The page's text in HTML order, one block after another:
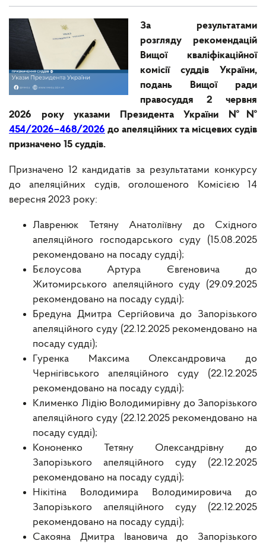
За результатами
розгляду рекомендацій
Вищої кваліфікаційної
комісії суддів України,
подань Вищої ради
правосуддя 2 червня
2026 року указами Президента України №№
454/2026–468/2026 до апеляційних та місцевих судів
призначено 15 суддів.
Призначено 12 кандидатів за результатами конкурсу
до апеляційних судів, оголошеного Комісією 14
вересня 2023 року:
Лавренюк Тетяну Анатоліївну до Східного
апеляційного господарського суду (15.08.2025
рекомендовано на посаду судді);
Бєлоусова Артура Євгеновича до
Житомирського апеляційного суду (29.09.2025
рекомендовано на посаду судді);
Бредуна Дмитра Сергійовича до Запорізького
апеляційного суду (22.12.2025 рекомендовано на
посаду судді);
Гуренка Максима Олександровича до
Чернігівського апеляційного суду (22.12.2025
рекомендовано на посаду судді);
Клименко Лідію Володимирівну до Запорізького
апеляційного суду (22.12.2025 рекомендовано на
посаду судді);
Кононенко Тетяну Олександрівну до
Запорізького апеляційного суду (22.12.2025
рекомендовано на посаду судді);
Нікітіна Володимира Володимировича до
Запорізького апеляційного суду (22.12.2025
рекомендовано на посаду судді);
Сакояна Дмитра Івановича до Запорізького